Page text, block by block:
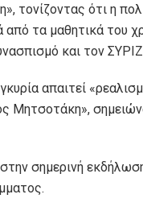
τονίζοντας ότι η
από τα μαθητικά του
και τον
απαιτεί
Μητσοτάκη»,
σημερινή